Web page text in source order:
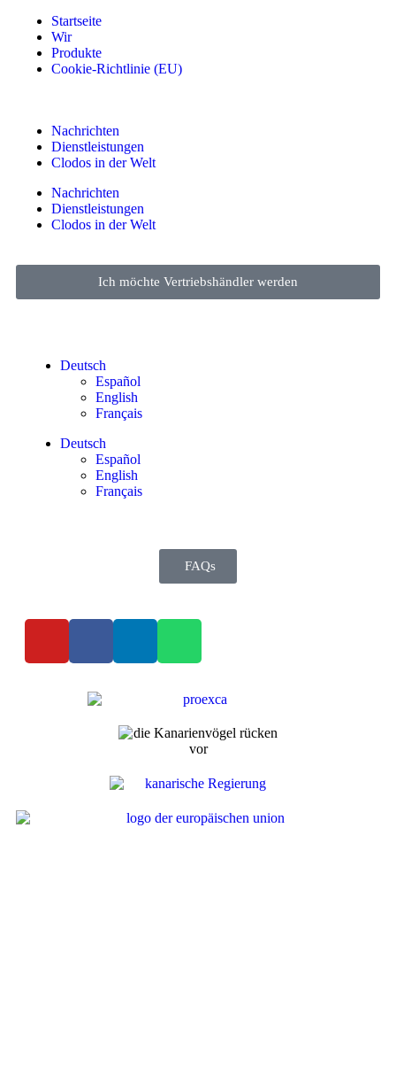
Startseite
Wir
Produkte
Cookie-Richtlinie (EU)
Nachrichten
Dienstleistungen
Clodos in der Welt
Nachrichten
Dienstleistungen
Clodos in der Welt
Ich möchte Vertriebshändler werden
Deutsch
Español
English
Français
Deutsch
Español
English
Français
FAQs